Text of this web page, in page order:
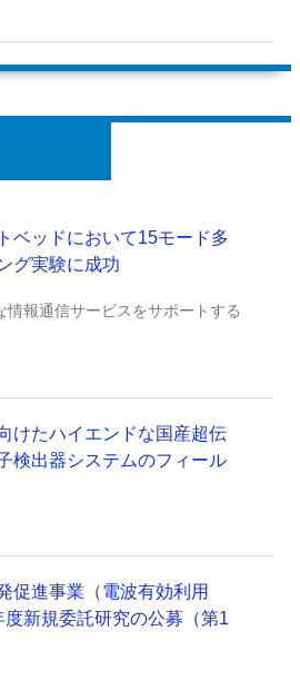
ベッドにおいて15モード多
グ実験に成功
情報通信サービスをサポートする
けたハイエンドな国産超伝
検出器システムのフィール
促進事業（電波有効利用
新規委託研究の公募（第1